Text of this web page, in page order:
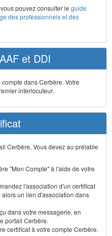
pouvez consulter le guide
des professionnels et des
et DDI
dans Cerbère. Votre
interlocuteur.
Cerbère, Vous devez au prélable
"Mon Compte" à l'aide de votre
l'association d'un certificat
un lien d'association dans
dans votre messagerie, en
portail Cerbère.
certificat à votre compte Cerbère.